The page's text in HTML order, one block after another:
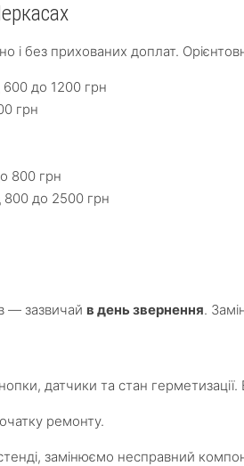
і без прихованих доплат.
до 1200 грн
грн
800 грн
800 до 2500 грн
— зазвичай в день звернення.
датчики та стан
ремонту.
замінюємо несправний